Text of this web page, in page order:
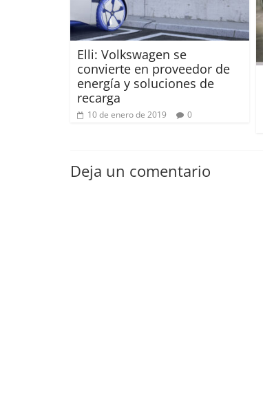
Elli: Volkswagen se
convierte en proveedor de
energía y soluciones de
recarga
10 de enero de 2019 0
Deja un comentario